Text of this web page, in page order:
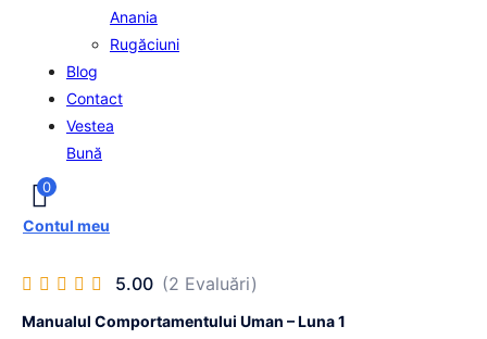
Anania
Rugăciuni
Blog
Contact
Vestea
Bună
0
Contul meu
5.00 (2 Evaluări)
Manualul Comportamentului Uman – Luna 1